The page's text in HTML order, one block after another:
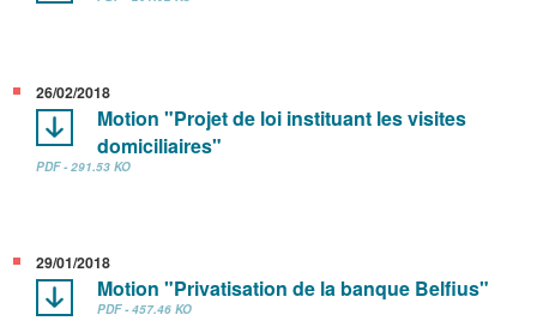
26/02/2018
Motion "Projet de loi instituant les visites
domiciliaires"
PDF - 291.53 KO
29/01/2018
Motion "Privatisation de la banque Belfius"
PDF - 457.46 KO